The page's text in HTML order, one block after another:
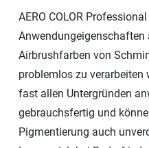
AERO COLOR
Anwendungeigenschaften
Airbrushfarben von
problemlos zu
fast allen Untergründen
gebrauchsfertig und
Pigmentierung auch